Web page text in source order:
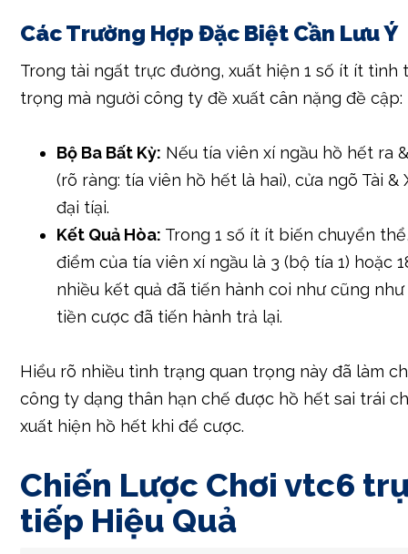
Tổng Điểm 8/13
Tổng Điểm 9/12 1:6
Tổng Điểm 10/11 1:6
Số Đơn 1:1, 1:hai, 1:3
Các Trường Hợp Đặc Biệt Cần Lưu Ý
Trong tài ngất trực đường, xuất hiện 1 số ít ít tình
trọng mà người công ty đề xuất cân nặng đề cập:
(rõ ràng: tía viên hồ hết là hai), cửa ngõ Tài &
đại tíại.
Kết Quả Hòa:Trong 1 số ít ít biến chuyển
nhiều kết quả đã tiến hành coi như cũng
tiền cược đã tiến hành trả lại.